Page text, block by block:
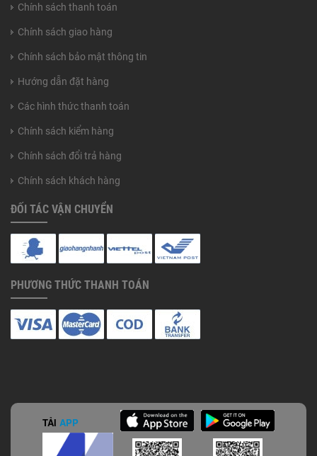
Chính sách thanh toán
Chính sách giao hàng
Chính sách bảo mật thông tin
Hướng dẫn đặt hàng
Các hình thức thanh toán
Chính sách kiểm hàng
Chính sách đổi trả hàng
Chính sách khách hàng
ĐỐI TÁC VẬN CHUYỂN
PHƯƠNG THỨC THANH TOÁN
TẢI APP